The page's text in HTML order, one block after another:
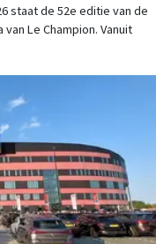
staat de 52e editie van de
Le Champion. Vanuit